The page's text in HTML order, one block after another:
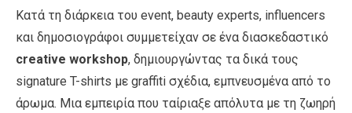
Κατά τη διάρκεια του event, beauty experts, influencers
και δημοσιογράφοι συμμετείχαν σε ένα διασκεδαστικό
creative workshop, δημιουργώντας τα δικά τους
signature T-shirts με graffiti σχέδια, εμπνευσμένα από το
άρωμα. Μια εμπειρία που ταίριαξε απόλυτα με τη ζωηρή